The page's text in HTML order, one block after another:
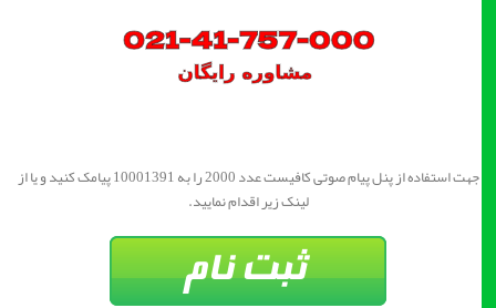
جهت استفاده از پنل پیام صوتی کافیست عدد 2000 را به 10001391 پیامک کنید و یا از
لینک زیر اقدام نمایید.